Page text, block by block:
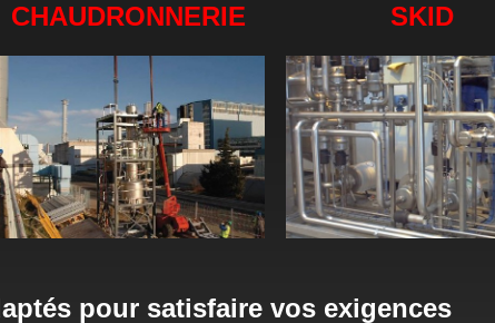
CHAUDRONNERIE SKID
pour satisfaire vos exigences